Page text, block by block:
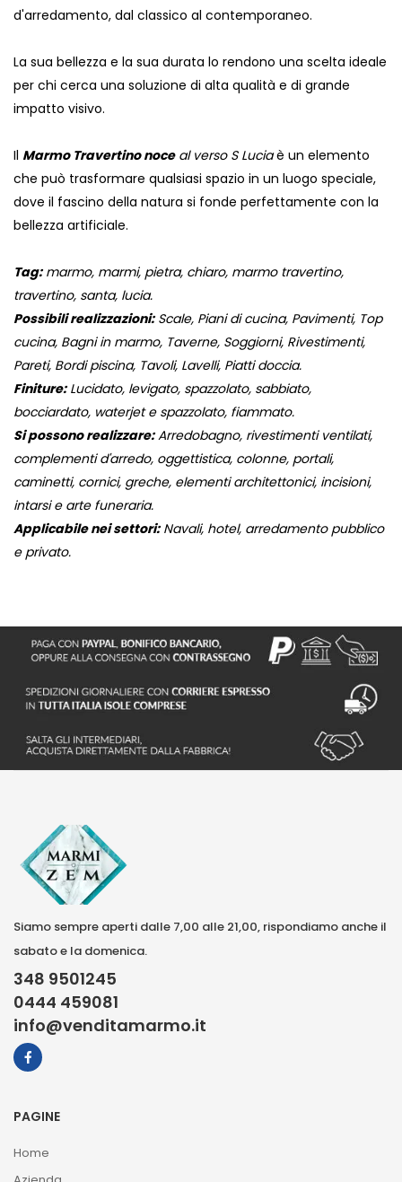
d'arredamento, dal classico al contemporaneo.
La sua bellezza e la sua durata lo rendono una scelta ideale
per chi cerca una soluzione di alta qualità e di grande
impatto visivo.
Il Marmo Travertino noceal verso S Luciaè un elemento
che può trasformare qualsiasi spazio in un luogo speciale,
dove il fascino della natura si fonde perfettamente con la
bellezza artificiale.
Tag:marmo, marmi, pietra, chiaro, marmo travertino,
travertino, santa, lucia.
Possibili realizzazioni:Scale, Piani di cucina, Pavimenti, Top
cucina, Bagni in marmo, Taverne, Soggiorni, Rivestimenti,
Pareti, Bordi piscina, Tavoli, Lavelli, Piatti doccia.
Finiture:Lucidato, levigato, spazzolato, sabbiato,
bocciardato, waterjet e spazzolato, fiammato.
Si possono realizzare:Arredobagno, rivestimenti ventilati,
complementi d'arredo, oggettistica, colonne, portali,
caminetti, cornici, greche, elementi architettonici, incisioni,
intarsi e arte funeraria.
Applicabile nei settori:Navali, hotel, arredamento pubblico
e privato.
Siamo sempre aperti dalle 7,00 alle 21,00, rispondiamo anche il
sabato e la domenica.
348 9501245
0444 459081
info@venditamarmo.it
PAGINE
Home